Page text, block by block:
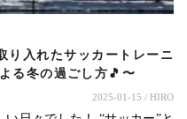
り入れたサッカートレーニ
る冬の過ごし方🎵〜
2025-01-15 / HIRO